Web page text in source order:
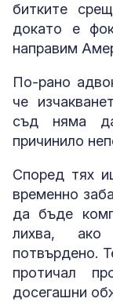
битките
докато е
направим
По-рано
че
съд няма
причинило
Според тях
временно
да бъде
лихва,
потвърдено.
протичал
досегашни